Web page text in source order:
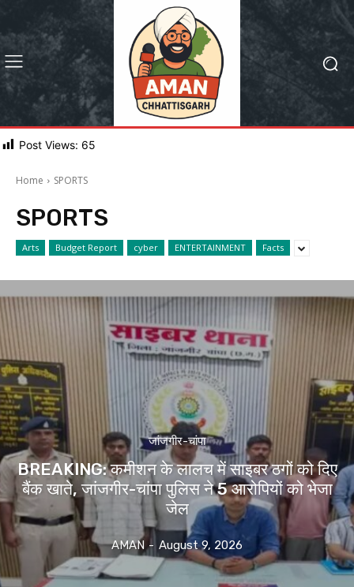
Post Views: 65
Home SPORTS
SPORTS
Arts Budget Report cyber ENTERTAINMENT Facts
जांजगीर-चांपा
BREAKING: कमीशन के लालच में साइबर ठगों को दिए
बैंक खाते, जांजगीर-चांपा पुलिस ने 5 आरोपियों को भेजा
जेल
AMAN - August 9, 2026